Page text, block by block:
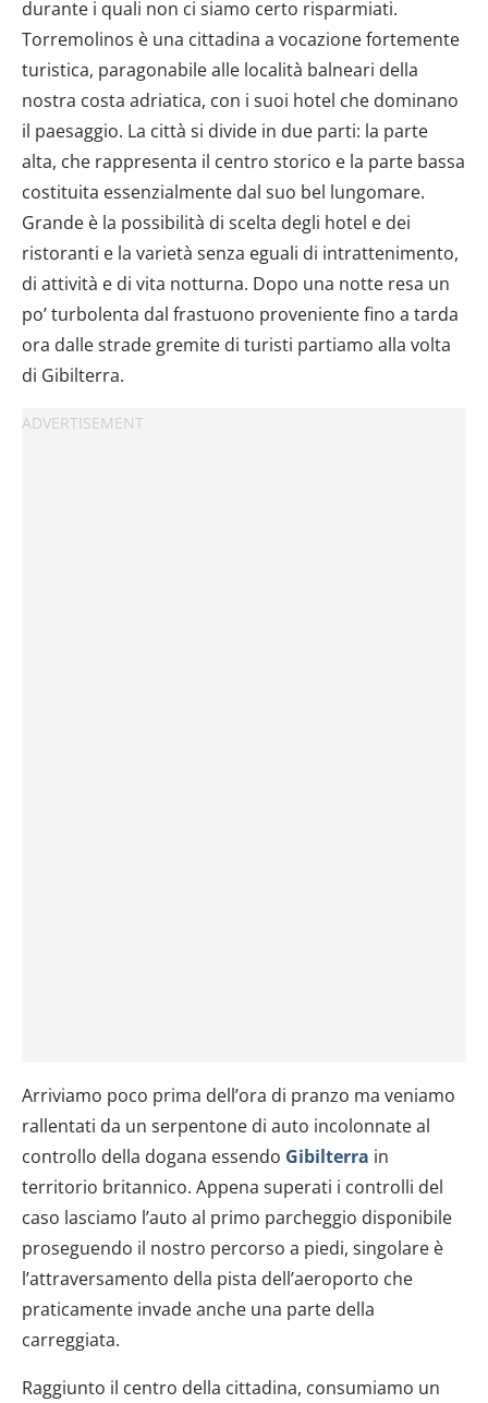
annunci, per fornire funzionalità dei social media e per
analizzare il nostro traffico. Condividiamo inoltre
informazioni sul modo in cui utilizzi il nostro sito con i
nostri partner che si occupano di analisi dei dati web,
pubblicità e social media, i quali potrebbero combinarle
con altre informazioni che hai fornito loro o che hanno
raccolto dal tuo utilizzo dei loro servizi.
durante i quali non ci siamo certo risparmiati.
Torremolinos è una cittadina a vocazione fortemente
turistica, paragonabile alle località balneari della
nostra costa adriatica, con i suoi hotel che dominano
il paesaggio. La città si divide in due parti: la parte
alta, che rappresenta il centro storico e la parte bassa
costituita essenzialmente dal suo bel lungomare.
Grande è la possibilità di scelta degli hotel e dei
ristoranti e la varietà senza eguali di intrattenimento,
di attività e di vita notturna. Dopo una notte resa un
po’ turbolenta dal frastuono proveniente fino a tarda
ora dalle strade gremite di turisti partiamo alla volta
di Gibilterra.
Arriviamo poco prima dell’ora di pranzo ma veniamo
rallentati da un serpentone di auto incolonnate al
controllo della dogana essendo Gibilterra in
territorio britannico. Appena superati i controlli del
caso lasciamo l’auto al primo parcheggio disponibile
proseguendo il nostro percorso a piedi, singolare è
l’attraversamento della pista dell’aeroporto che
praticamente invade anche una parte della
carreggiata.
Raggiunto il centro della cittadina, consumiamo un